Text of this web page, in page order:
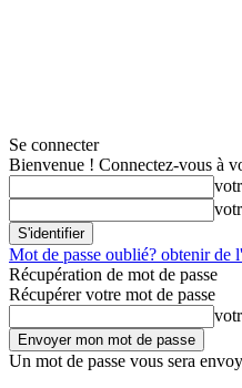
Se connecter
Bienvenue ! Connectez-vous à
Mot de passe oublié? obtenir de
Récupération de mot de passe
Récupérer votre mot de passe
Un mot de passe vous sera